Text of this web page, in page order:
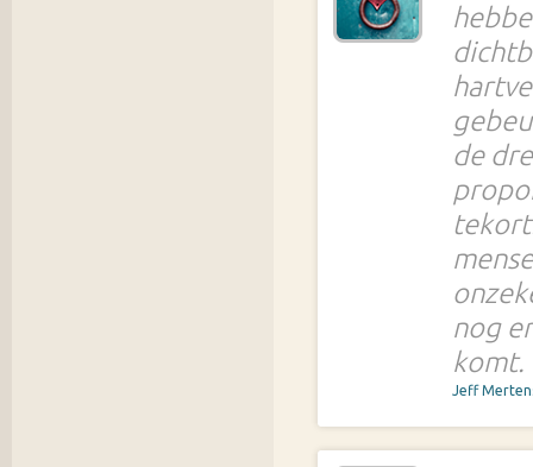
de
nog
komt.
Jeff